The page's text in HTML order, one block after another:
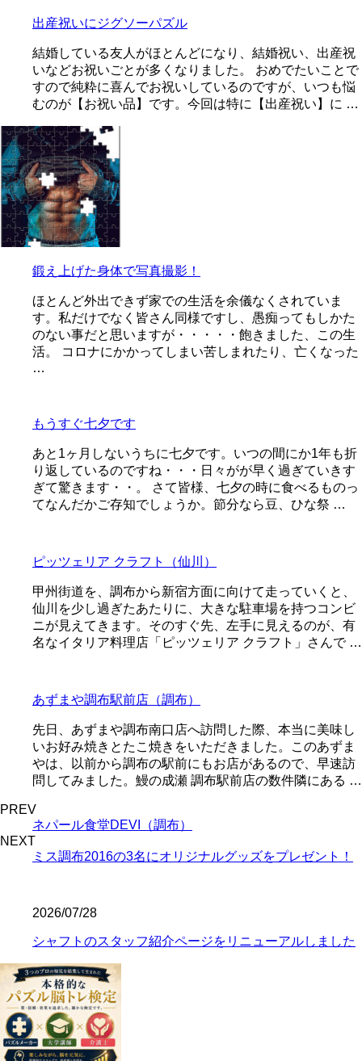
出産祝いにジグソーパズル
結婚している友人がほとんどになり、結婚祝い、出産祝
いなどお祝いごとが多くなりました。 おめでたいことで
すので純粋に喜んでお祝いしているのですが、いつも悩
むのが【お祝い品】です。今回は特に【出産祝い】に …
鍛え上げた身体で写真撮影！
ほとんど外出できず家での生活を余儀なくされていま
す。私だけでなく皆さん同様ですし、愚痴ってもしかた
のない事だと思いますが・・・・・飽きました、この生
活。 コロナにかかってしまい苦しまれたり、亡くなった
…
もうすぐ七夕です
あと1ヶ月しないうちに七夕です。いつの間にか1年も折
り返しているのですね・・・日々がが早く過ぎていきす
ぎて驚きます・・。 さて皆様、七夕の時に食べるものっ
てなんだかご存知でしょうか。節分なら豆、ひな祭 …
ピッツェリア クラフト（仙川）
甲州街道を、調布から新宿方面に向けて走っていくと、
仙川を少し過ぎたあたりに、大きな駐車場を持つコンビ
ニが見えてきます。そのすぐ先、左手に見えるのが、有
名なイタリア料理店「ピッツェリア クラフト」さんで …
あずまや調布駅前店（調布）
先日、あずまや調布南口店へ訪問した際、本当に美味し
いお好み焼きとたこ焼きをいただきました。このあずま
やは、以前から調布の駅前にもお店があるので、早速訪
問してみました。鰻の成瀬 調布駅前店の数件隣にある …
PREV
ネパール食堂DEVI（調布）
NEXT
ミス調布2016の3名にオリジナルグッズをプレゼント！
2026/07/28
シャフトのスタッフ紹介ページをリニューアルしました